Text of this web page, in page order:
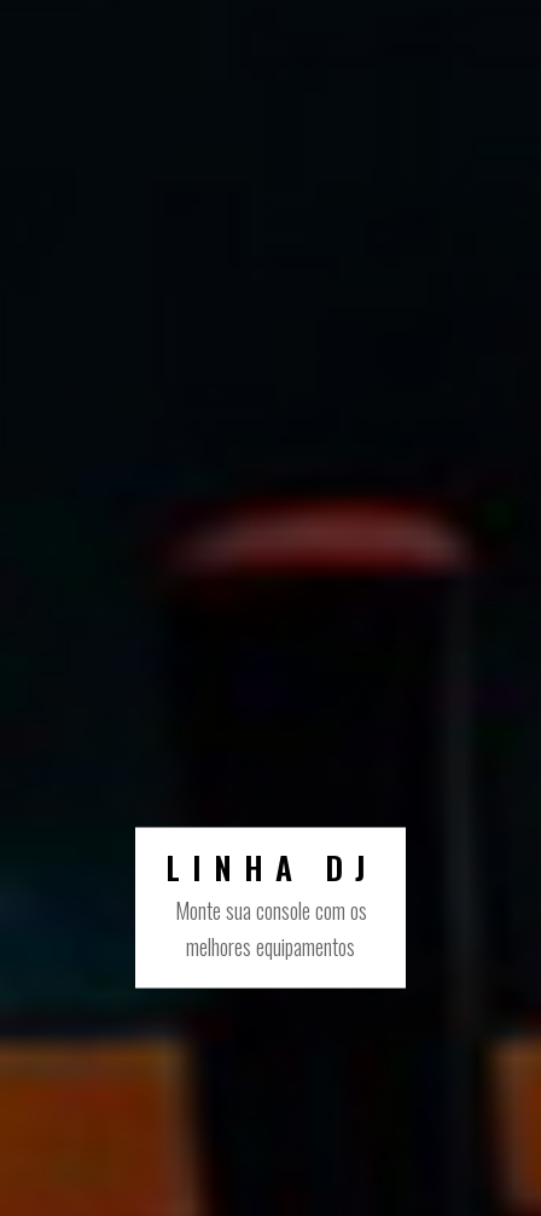
LINHA DJ
Monte sua console com os
melhores equipamentos